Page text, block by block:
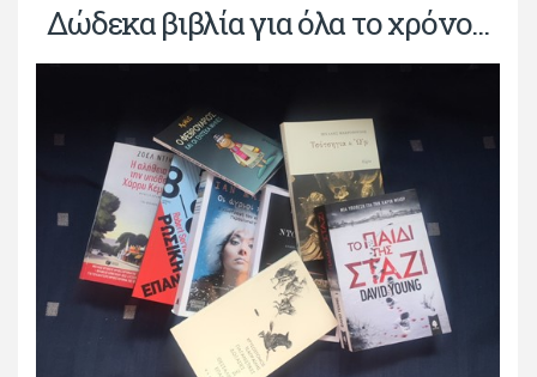
Δώδεκα βιβλία για όλα το χρόνο...